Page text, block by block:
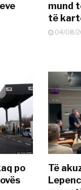
mund
të
04/08/
po
Të